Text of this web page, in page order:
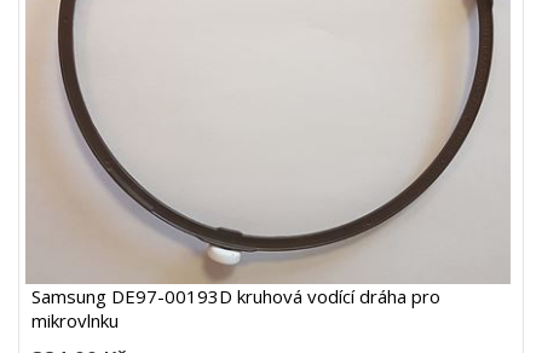
Samsung DE97-00193D kruhová vodící dráha pro
mikrovlnku